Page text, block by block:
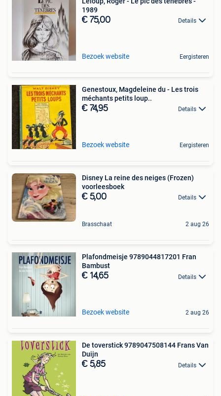
1989
€ 75,00 Details
Bezoek website Eergisteren
Genestoux, Magdeleine du - Les trois
méchants petits loup..
€ 74,95 Details
Bezoek website Eergisteren
Disney La reine des neiges (Frozen)
voorleesboek
€ 5,00 Details
Brasschaat 2 aug 26
Plafondmeisje 9789044817201 Fran
Bambust
€ 14,65 Details
Bezoek website 2 aug 26
De toverstick 9789047508144 Frans Van
Duijn
€ 5,85 Details